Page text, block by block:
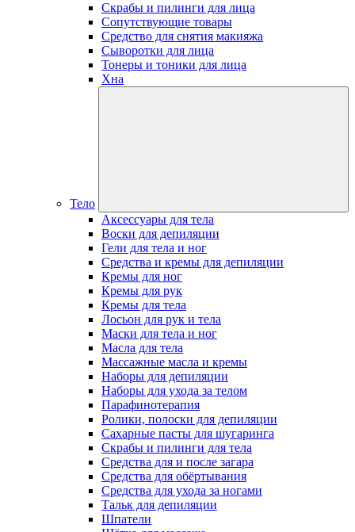
Скрабы и пилинги для лица
Сопутствующие товары
Средство для снятия макияжа
Сыворотки для лица
Тонеры и тоники для лица
Хна
Тело
Аксессуары для тела
Воски для депиляции
Гели для тела и ног
Средства и кремы для депиляции
Кремы для ног
Кремы для рук
Кремы для тела
Лосьон для рук и тела
Маски для тела и ног
Масла для тела
Массажные масла и кремы
Наборы для депиляции
Наборы для ухода за телом
Парафинотерапия
Ролики, полоски для депиляции
Сахарные пасты для шугаринга
Скрабы и пилинги для тела
Средства для и после загара
Средства для обёртывания
Средства для ухода за ногами
Тальк для депиляции
Шпатели